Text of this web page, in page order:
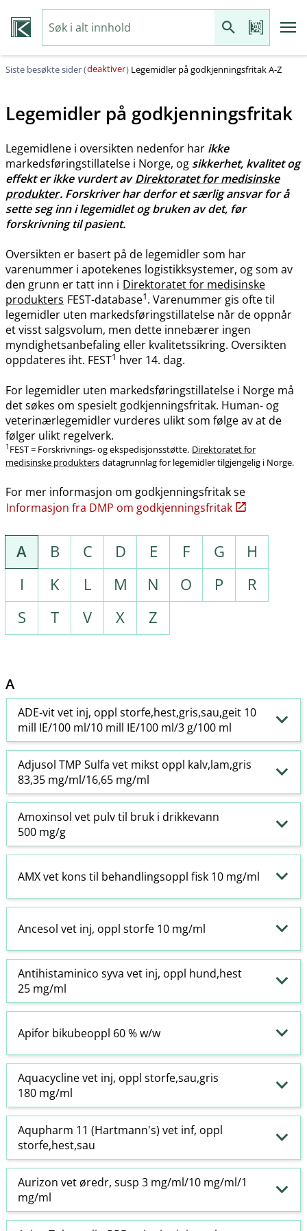
Siste besøkte sider (deaktiver) Legemidler på godkjenningsfritak A-Z
Legemidler på godkjenningsfritak
Legemidlene i oversikten nedenfor har ikke
markedsføringstillatelse i Norge, og sikkerhet, kvalitet og
effekt er ikke vurdert avDirektoratet for medisinske
produkter. Forskriver har derfor et særlig ansvar for å
sette seg inn i legemidlet og bruken av det, før
forskrivning til pasient.
Oversikten er basert på de legemidler som har
varenummer i apotekenes logistikksystemer, og som av
den grunn er tatt inn i Direktoratet for medisinske
produkters FEST-database1. Varenummer gis ofte til
legemidler uten markedsføringstillatelse når de oppnår
et visst salgsvolum, men dette innebærer ingen
myndighetsanbefaling eller kvalitetssikring. Oversikten
oppdateres iht. FEST1 hver 14. dag.
For legemidler uten markedsføringstillatelse i Norge må
det søkes om spesielt godkjenningsfritak. Human- og
veterinærlegemidler vurderes ulikt som følge av at de
følger ulikt regelverk.
1 FEST = Forskrivnings- og ekspedisjonsstøtte. Direktoratet for
medisinske produkters datagrunnlag for legemidler tilgjengelig i Norge.
For mer informasjon om godkjenningsfritak se
Informasjon fra DMP om godkjenningsfritak
A B C D E F G
H
I
K L M N O P
R
S
T V X Z
A
ADE-vit vet inj, oppl storfe,hest,gris,sau,geit 10
mill IE/100 ml/10 mill IE/100 ml/3 g/100 ml
Adjusol TMP Sulfa vet mikst oppl kalv,lam,gris
83,35 mg/ml/16,65 mg/ml
Amoxinsol vet pulv til bruk i drikkevann
500 mg/g
AMX vet kons til behandlingsoppl fisk 10 mg/ml
Ancesol vet inj, oppl storfe 10 mg/ml
Antihistaminico syva vet inj, oppl hund,hest
25 mg/ml
Apifor bikubeoppl 60 % w​/​w
Aquacycline vet inj, oppl storfe,sau,gris
180 mg/ml
Aqupharm 11 (Hartmann's) vet inf, oppl
storfe,hest,sau
Aurizon vet øredr, susp 3 mg/ml/10 mg/ml/1
mg/ml